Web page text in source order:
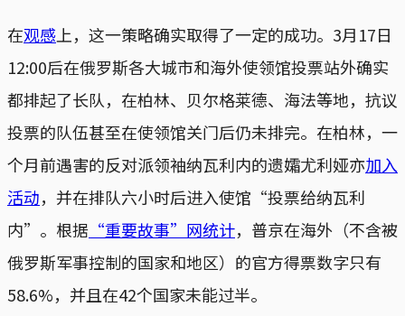
在观感 上，这一策略确实取得了一定的成功。3月17日
12:00后在俄罗斯各大城市和海外使领馆投票站外确实
都排起了长队，在柏林、贝尔格莱德、海法等地，抗议
投票的队伍甚至在使领馆关门后仍未排完。在柏林，一
个月前遇害的反对派领袖纳瓦利内的遗孀尤利娅亦加入
活动，并在排队六小时后进入使馆“投票给纳瓦利
内”。根据 “重要故事”网统计，普京在海外（不含被
俄罗斯军事控制的国家和地区）的官方得票数字只有
58.6%，并且在42个国家未能过半。